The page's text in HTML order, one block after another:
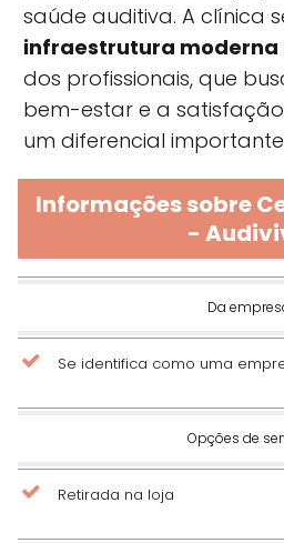
saúde auditiva. A clínica
infraestrutura moderna
dos profissionais, que
bem-estar e a satisfação
um diferencial
Informações sobre
-
Da
Se identifica como uma
Opções de
Retirada na loja